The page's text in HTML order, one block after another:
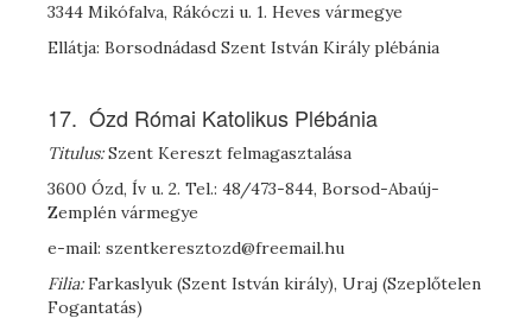
3344 Mikófalva, Rákóczi u. 1. Heves vármegye
Ellátja: Borsodnádasd Szent István Király plébánia
17. Ózd Római Katolikus Plébánia
Titulus:Szent Kereszt felmagasztalása
3600 Ózd, Ív u. 2. Tel.: 48/473-844, Borsod-Abaúj-
Zemplén vármegye
e-mail: szentkeresztozd@freemail.hu
Filia:Farkaslyuk (Szent István király), Uraj (Szeplőtelen
Fogantatás)